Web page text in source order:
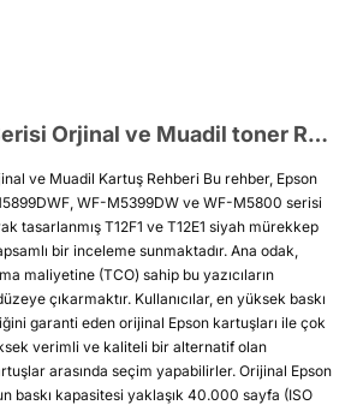
Epson T12F1 Serisi Orjinal ve Muadil toner Rehberi
ve Muadil Kartuş Rehberi Bu rehber, Epson
WF-M5399DW ve WF-M5800 serisi
tasarlanmış T12F1 ve T12E1 siyah mürekkep
bir inceleme sunmaktadır. Ana odak,
maliyetine (TCO) sahip bu yazıcıların
çıkarmaktır. Kullanıcılar, en yüksek baskı
garanti eden orijinal Epson kartuşları ile çok
verimli ve kaliteli bir alternatif olan
arasında seçim yapabilirler. Orijinal Epson
baskı kapasitesi yaklaşık 40.000 sayfa (ISO